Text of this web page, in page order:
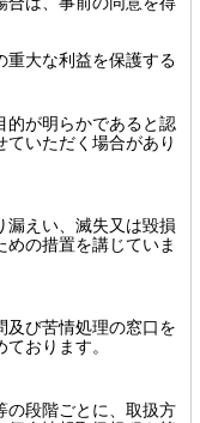
重大な利益を保護する
が明らかであると認
いただく場合があり
えい、滅失又は毀損
の措置を講じていま
び苦情処理の窓口を
おります。
段階ごとに、取扱方